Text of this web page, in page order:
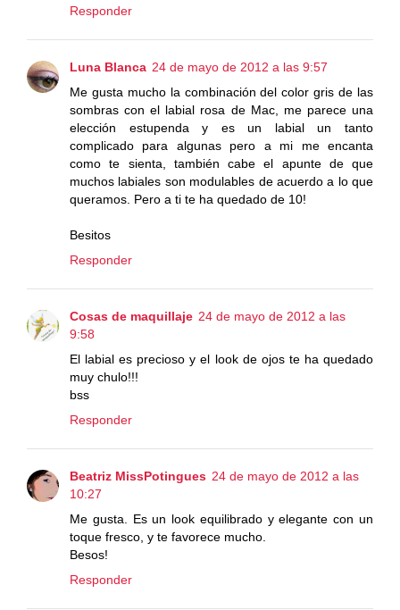
Responder
Luna Blanca 24 de mayo de 2012 a las 9:57
Me gusta mucho la combinación del color gris de las
sombras con el labial rosa de Mac, me parece una
elección estupenda y es un labial un tanto
complicado para algunas pero a mi me encanta
como te sienta, también cabe el apunte de que
muchos labiales son modulables de acuerdo a lo que
queramos. Pero a ti te ha quedado de 10!
Besitos
Responder
Cosas de maquillaje 24 de mayo de 2012 a las
9:58
El labial es precioso y el look de ojos te ha quedado
muy chulo!!!
bss
Responder
Beatriz MissPotingues 24 de mayo de 2012 a las
10:27
Me gusta. Es un look equilibrado y elegante con un
toque fresco, y te favorece mucho.
Besos!
Responder